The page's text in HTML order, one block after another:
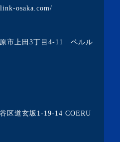
osaka.com/
市上田3丁目4-11 ペルル
区道玄坂1-19-14 COERU